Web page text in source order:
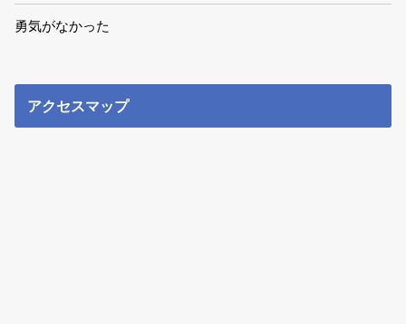
勇気がなかった
アクセスマップ